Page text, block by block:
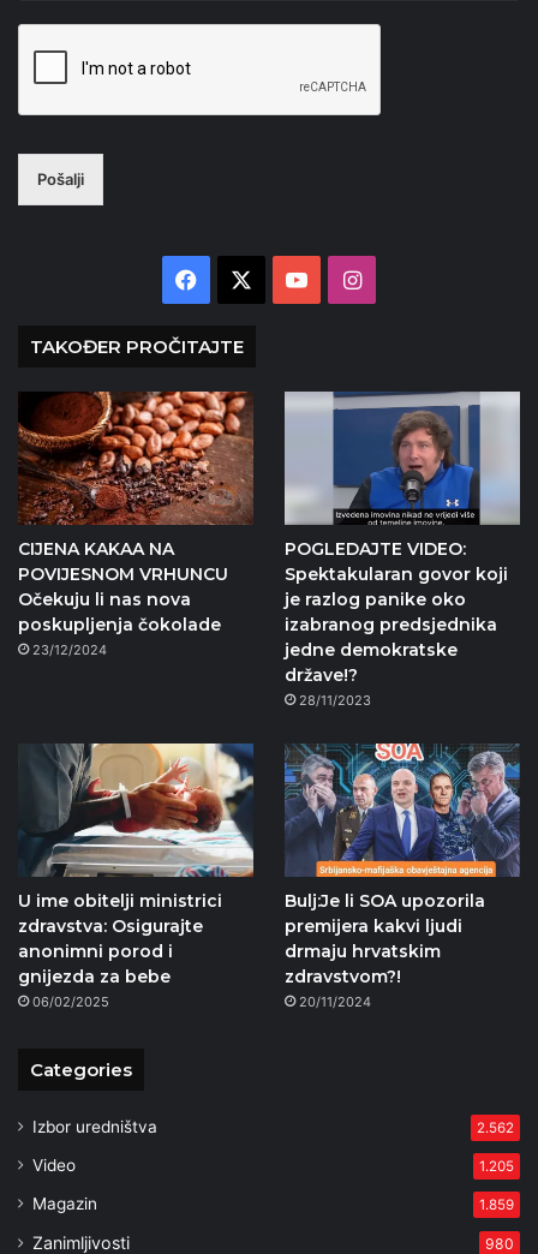
Pošalji
Facebook YouTubeInstagram
TAKOĐER PROČITAJTE
CIJENA KAKAA NA
POVIJESNOM VRHUNCU
Očekuju li nas nova
poskupljenja čokolade
23/12/2024
POGLEDAJTE VIDEO:
Spektakularan govor koji
je razlog panike oko
izabranog predsjednika
jedne demokratske
države!?
28/11/2023
U ime obitelji ministrici
zdravstva: Osigurajte
anonimni porod i
gnijezda za bebe
06/02/2025
Bulj:Je li SOA upozorila
premijera kakvi ljudi
drmaju hrvatskim
zdravstvom?!
20/11/2024
Categories
Izbor uredništva 2.562
Video 1.205
Magazin 1.859
Zanimljivosti 980